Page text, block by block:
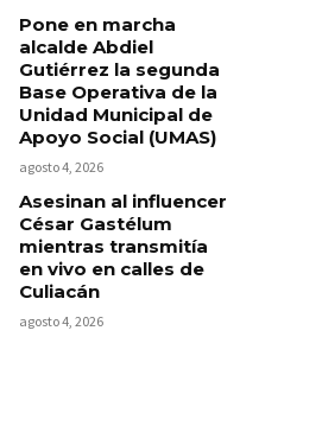
Pone en marcha
alcalde Abdiel
Gutiérrez la segunda
Base Operativa de la
Unidad Municipal de
Apoyo Social (UMAS)
agosto 4, 2026
Asesinan al influencer
César Gastélum
mientras transmitía
en vivo en calles de
Culiacán
agosto 4, 2026